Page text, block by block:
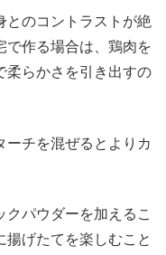
とのコントラストが絶
で作る場合は、鶏肉を
柔らかさを引き出すの
ーチを混ぜるとよりカ
クパウダーを加えるこ
揚げたてを楽しむこと